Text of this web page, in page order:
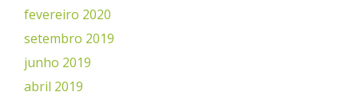
fevereiro 2020
setembro 2019
junho 2019
abril 2019